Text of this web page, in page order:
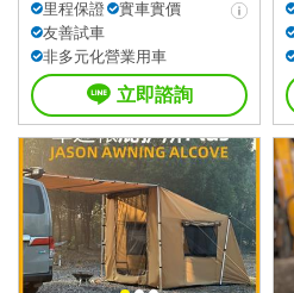
里程保證
實車實價
友善試車
非多元化營業用車
立即諮詢